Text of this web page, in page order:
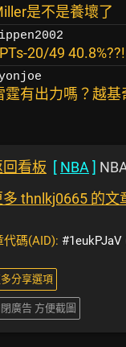
是不是養壞了
20/49 40.8%??!
霆有出力嗎？越基
回看板 [ NBA ]
多 thnlkj0665 的文
代碼(AID): #1eukPJaV
分享選項
閉廣告 方便截圖